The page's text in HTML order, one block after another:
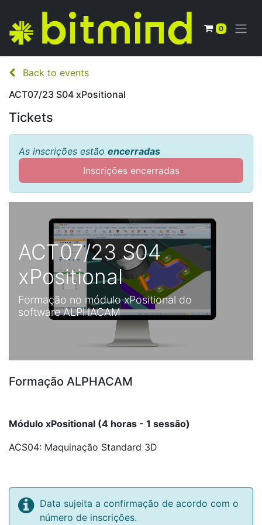
0
Back to events
ACT07/23 S04 xPositional
Tickets
As inscrições estão encerradas
Inscrições encerradas
ACT07/23 S04
xPositional
Formação no módulo xPositional do
software ALPHACAM
Formação ALPHACAM
Módulo xPositional (4 horas - 1 sessão)
ACS04: Maquinação Standard 3D
Data sujeita a confirmação de acordo com o
número de inscrições.